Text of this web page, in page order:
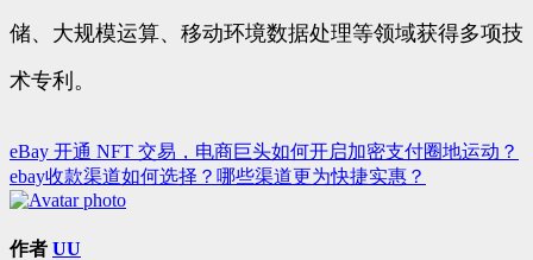
储、大规模运算、移动环境数据处理等领域获得多项技
术专利。
文
章
导
eBay 开通 NFT 交易，电商巨头如何开启加密支付圈地运动？
ebay收款渠道如何选择？哪些渠道更为快捷实惠？
作者 UU